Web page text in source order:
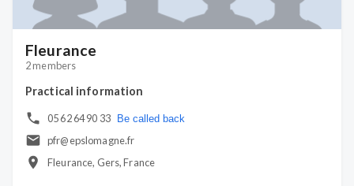
Fleurance
2 members
Practical information
05 62 64 90 33 Be called back
pfr@epslomagne.fr
Fleurance, Gers, France